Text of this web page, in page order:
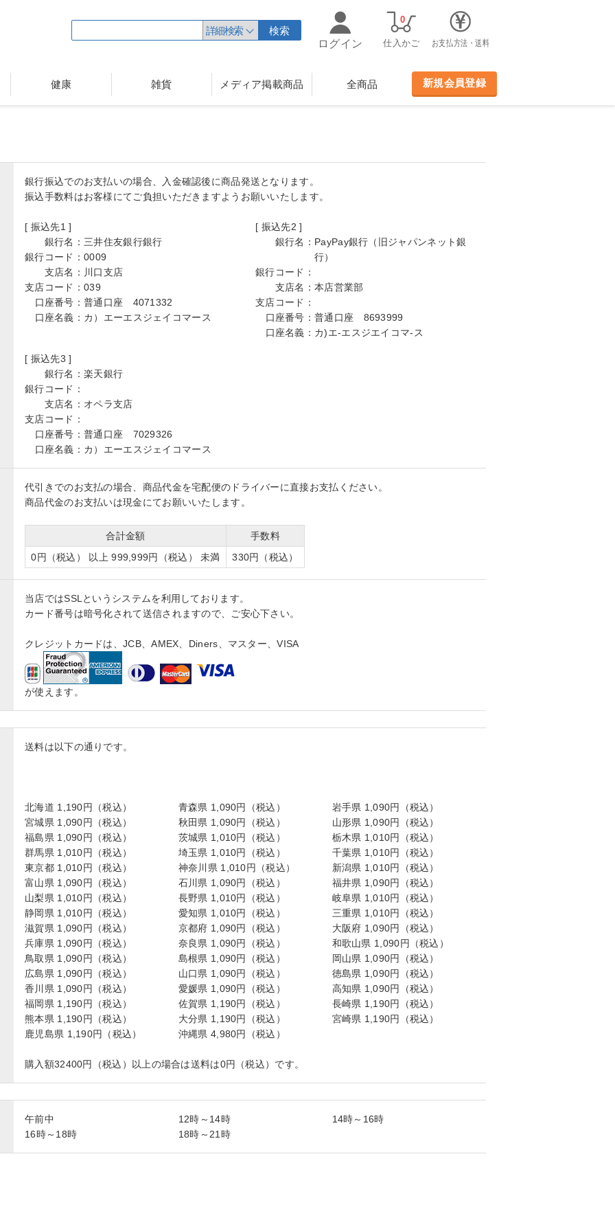
詳細検索
検索
ログイン
仕入かご
0
お支払方法・送料
健康 雑貨 メディア掲載商品 全商品 新規会員登録
銀行振込でのお支払いの場合、入金確認後に商品発送となります。
振込手数料はお客様にてご負担いただきますようお願いいたします。
[ 振込先1 ]
銀行名： 三井住友銀行銀行
銀行コード： 0009
支店名： 川口支店
支店コード： 039
口座番号： 普通口座 4071332
口座名義： カ）エーエスジェイコマース
[ 振込先2 ]
銀行名： PayPay銀行（旧ジャパンネット銀
行）
銀行コード：
支店名： 本店営業部
支店コード：
口座番号： 普通口座 8693999
口座名義： カ)エ-エスジエイコマ-ス
[ 振込先3 ]
銀行名： 楽天銀行
銀行コード：
支店名： オペラ支店
支店コード：
口座番号： 普通口座 7029326
口座名義： カ）エーエスジェイコマース
代引きでのお支払の場合、商品代金を宅配便のドライバーに直接お支払ください。
商品代金のお支払いは現金にてお願いいたします。
合計金額
手数料
0円（税込） 以上 999,999円（税込） 未満
330円（税込）
当店ではSSLというシステムを利用しております。
カード番号は暗号化されて送信されますので、ご安心下さい。
クレジットカードは、JCB、AMEX、Diners、マスター、VISA
が使えます。
送料は以下の通りです。
北海道 1,190円（税込） 青森県 1,090円（税込）
岩手県 1,090円（税込）
宮城県 1,090円（税込）
秋田県 1,090円（税込）
山形県 1,090円（税込）
福島県 1,090円（税込）
茨城県 1,010円（税込）
栃木県 1,010円（税込）
群馬県 1,010円（税込）
埼玉県 1,010円（税込）
千葉県 1,010円（税込）
東京都 1,010円（税込）
神奈川県 1,010円（税込）
新潟県 1,010円（税込）
富山県 1,090円（税込）
石川県 1,090円（税込）
福井県 1,090円（税込）
山梨県 1,010円（税込）
長野県 1,010円（税込）
岐阜県 1,010円（税込）
静岡県 1,010円（税込）
愛知県 1,010円（税込）
三重県 1,010円（税込）
滋賀県 1,090円（税込）
京都府 1,090円（税込）
大阪府 1,090円（税込）
兵庫県 1,090円（税込）
奈良県 1,090円（税込）
和歌山県 1,090円（税込）
鳥取県 1,090円（税込）
島根県 1,090円（税込）
岡山県 1,090円（税込）
広島県 1,090円（税込）
山口県 1,090円（税込）
徳島県 1,090円（税込）
香川県 1,090円（税込）
愛媛県 1,090円（税込）
高知県 1,090円（税込）
福岡県 1,190円（税込）
佐賀県 1,190円（税込）
長崎県 1,190円（税込）
熊本県 1,190円（税込）
大分県 1,190円（税込）
宮崎県 1,190円（税込）
鹿児島県 1,190円（税込）
沖縄県 4,980円（税込）
購入額32400円（税込）以上の場合は送料は0円（税込）です。
午前中 12時～14時
14時～16時
16時～18時
18時～21時